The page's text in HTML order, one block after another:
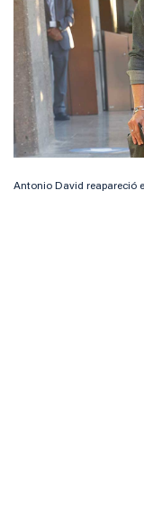
Antonio David reapareció